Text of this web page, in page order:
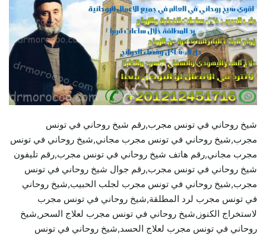
شيخ روحاني في تونس مجرب,رقم شيخ روحاني في تونس
مجرب,شيخ روحاني في تونس مجرب مجاني,شيخ روحاني في تونس
مجرب مجاني,رقم هاتف شيخ روحاني في تونس مجرب,رقم تليفون
شيخ روحاني في تونس مجرب,رقم جوال شيخ روحاني في تونس
مجرب,شيخ روحاني في تونس مجرب لجلب الحبيب,شيخ روحاني
في تونس مجرب لرد المطلقة,شيخ روحاني في تونس مجرب
لاستخراج الكنوز,شيخ روحاني في تونس مجرب لعلاج السحر,شيخ
روحاني في تونس مجرب لعلاج الحسد,شيخ روحاني في تونس